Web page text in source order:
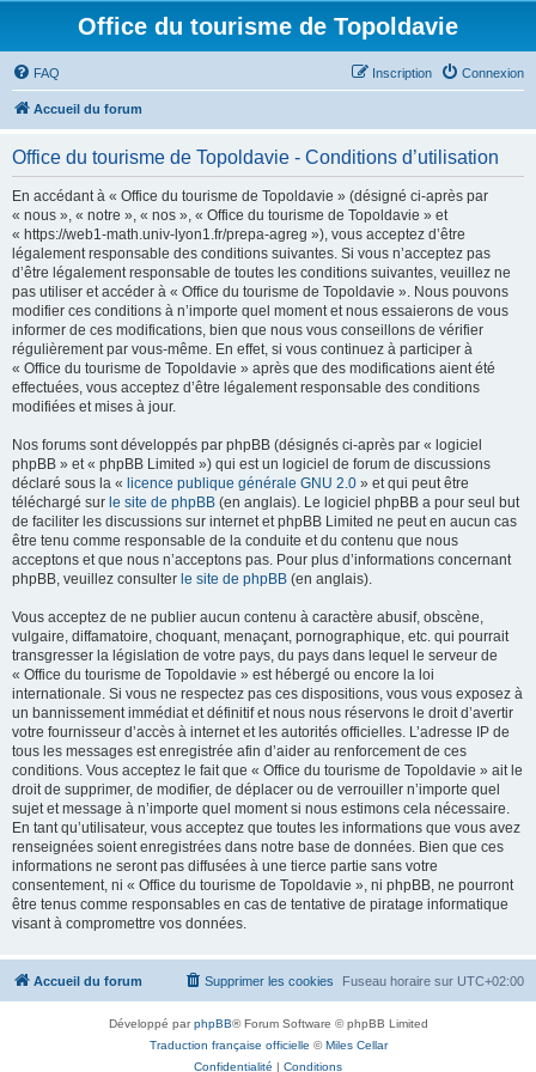
Office du tourisme de Topoldavie
FAQ Connexion
Inscription
Accueil du forum
Office du tourisme de Topoldavie - Conditions d’utilisation
En accédant à « Office du tourisme de Topoldavie » (désigné ci-après par
« nous », « notre », « nos », « Office du tourisme de Topoldavie » et
« https://web1-math.univ-lyon1.fr/prepa-agreg »), vous acceptez d’être
légalement responsable des conditions suivantes. Si vous n’acceptez pas
d’être légalement responsable de toutes les conditions suivantes, veuillez ne
pas utiliser et accéder à « Office du tourisme de Topoldavie ». Nous pouvons
modifier ces conditions à n’importe quel moment et nous essaierons de vous
informer de ces modifications, bien que nous vous conseillons de vérifier
régulièrement par vous-même. En effet, si vous continuez à participer à
« Office du tourisme de Topoldavie » après que des modifications aient été
effectuées, vous acceptez d’être légalement responsable des conditions
modifiées et mises à jour.
Nos forums sont développés par phpBB (désignés ci-après par « logiciel
phpBB » et « phpBB Limited ») qui est un logiciel de forum de discussions
déclaré sous la « licence publique générale GNU 2.0 » et qui peut être
téléchargé sur le site de phpBB (en anglais). Le logiciel phpBB a pour seul but
de faciliter les discussions sur internet et phpBB Limited ne peut en aucun cas
être tenu comme responsable de la conduite et du contenu que nous
acceptons et que nous n’acceptons pas. Pour plus d’informations concernant
phpBB, veuillez consulter le site de phpBB (en anglais).
Vous acceptez de ne publier aucun contenu à caractère abusif, obscène,
vulgaire, diffamatoire, choquant, menaçant, pornographique, etc. qui pourrait
transgresser la législation de votre pays, du pays dans lequel le serveur de
« Office du tourisme de Topoldavie » est hébergé ou encore la loi
internationale. Si vous ne respectez pas ces dispositions, vous vous exposez à
un bannissement immédiat et définitif et nous nous réservons le droit d’avertir
votre fournisseur d’accès à internet et les autorités officielles. L’adresse IP de
tous les messages est enregistrée afin d’aider au renforcement de ces
conditions. Vous acceptez le fait que « Office du tourisme de Topoldavie » ait le
droit de supprimer, de modifier, de déplacer ou de verrouiller n’importe quel
sujet et message à n’importe quel moment si nous estimons cela nécessaire.
En tant qu’utilisateur, vous acceptez que toutes les informations que vous avez
renseignées soient enregistrées dans notre base de données. Bien que ces
informations ne seront pas diffusées à une tierce partie sans votre
consentement, ni « Office du tourisme de Topoldavie », ni phpBB, ne pourront
être tenus comme responsables en cas de tentative de piratage informatique
visant à compromettre vos données.
Accueil du forum Fuseau horaire sur UTC+02:00
Supprimer les cookies
Développé parphpBB® Forum Software © phpBB Limited
Traduction française officielle ©Miles Cellar
Confidentialité | Conditions